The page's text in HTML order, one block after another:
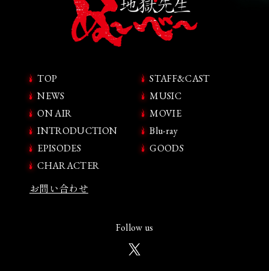
TOP
NEWS
ON AIR
INTRODUCTION
EPISODES
CHARACTER
STAFF&CAST
MUSIC
MOVIE
Blu-ray
GOODS
お問い合わせ
Follow us